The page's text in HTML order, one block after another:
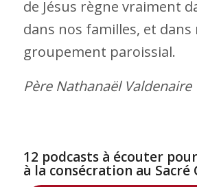
de Jésus règne vraiment
dans nos familles, et
groupement paroissial.
Père Nathanaël Valdenaire
12 podcasts à écouter
à la consécration au Sacré